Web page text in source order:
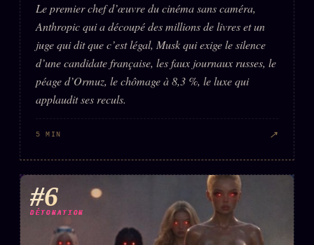
Le premier chef d’œuvre du cinéma sans caméra,
Anthropic qui a découpé des millions de livres et un
juge qui dit que c’est légal, Musk qui exige le silence
d’une candidate française, les faux journaux russes, le
péage d’Ormuz, le chômage à 8,3 %, le luxe qui
applaudit ses reculs.
5 MIN ↗
#6
DÉTONATION